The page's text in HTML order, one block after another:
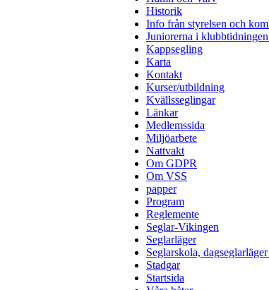
Historik
Info från styrelsen och
Juniorerna i
Kappsegling
Karta
Kontakt
Kurser/utbildning
Kvällsseglingar
Länkar
Medlemssida
Miljöarbete
Nattvakt
Om GDPR
Om VSS
papper
Program
Reglemente
Seglar-Vikingen
Seglarläger
Seglarskola,
Stadgar
Startsida